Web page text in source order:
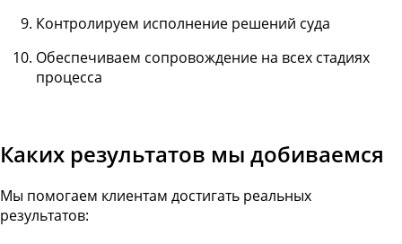
Контролируем исполнение решений суда
Обеспечиваем сопровождение на всех стадиях
процесса
Каких результатов мы добиваемся
Мы помогаем клиентам достигать реальных
результатов: